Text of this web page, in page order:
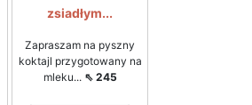
zsiadłym...
Zapraszam na pyszny
koktajl przygotowany na
mleku... ⇖ 245